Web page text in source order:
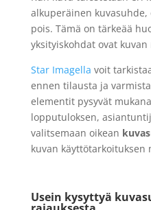
alkuperäinen kuvasuhde,
pois. Tämä on tärkeää
yksityiskohdat ovat
Star Imagella voit
ennen tilausta ja
elementit pysyvät
lopputuloksen,
valitsemaan oikean
kuvan käyttötarkoituksen
Usein kysyttyä